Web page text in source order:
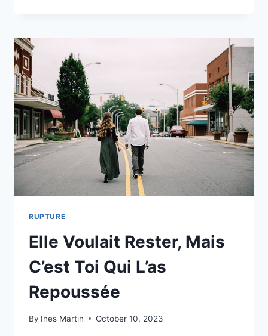
L’ON
BLESSE
UNE
FILLE
FORTE
RUPTURE
Elle Voulait Rester, Mais
C’est Toi Qui L’as
Repoussée
By Ines Martin October 10, 2023